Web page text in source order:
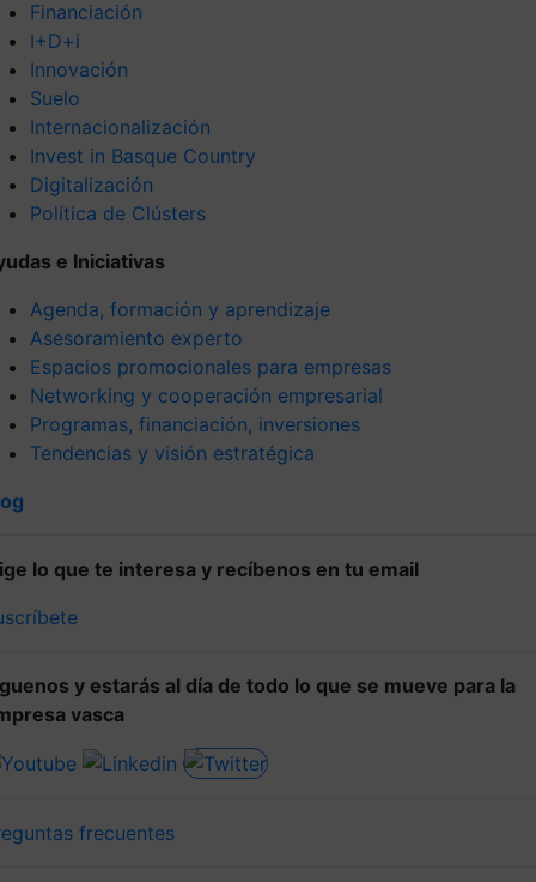
Financiación
I+D+i
Innovación
Suelo
Internacionalización
Invest in Basque Country
Digitalización
Política de Clústers
e Iniciativas
Agenda, formación y aprendizaje
Asesoramiento experto
Espacios promocionales para empresas
Networking y cooperación empresarial
Programas, financiación, inversiones
Tendencias y visión estratégica
lo que te interesa y recíbenos en tu email
y estarás al día de todo lo que se mueve para la
vasca
frecuentes